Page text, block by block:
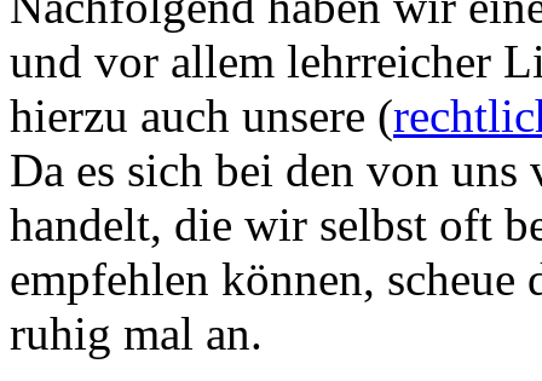
und vor allem lehrreicher
hierzu auch unsere (
Da es sich bei den von
handelt, die wir selbst oft
empfehlen können,
ruhig mal an.